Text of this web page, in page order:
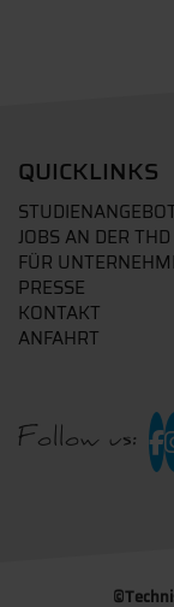
QUICKLINKS
JOBS AN DER THD
FÜR
PRESSE
KONTAKT
ANFAHRT
Follow us:
©